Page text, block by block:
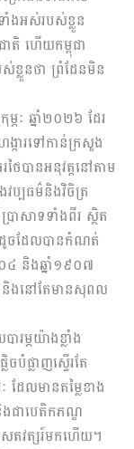
ងអស់របស់ខ្លួន
ាតិ ហើយកម្ពុជា
ស់ខ្លួនថា ព្រំដែនមិន
ភៈ ឆ្នាំ២០២៦ ដែរ
ការទៅកាន់ក្រសួង
ថៃបានអនុវត្តនៅតាម
ប្បធម៌និងវិចិត្រ
ាសាទទាំងពីរ ស្ថិត
ដូចដែលបានកំណត់
៤ និងឆ្នាំ១៩០៧
និងនៅតែមានសុពល
រម្ភយ៉ាងខ្លាំង
បំផ្លាញស្ទើរតែ
ដែលមានតម្លៃខាង
ជាបេតិកភណ្ឌ
សតវត្សរ៍មកហើយ។